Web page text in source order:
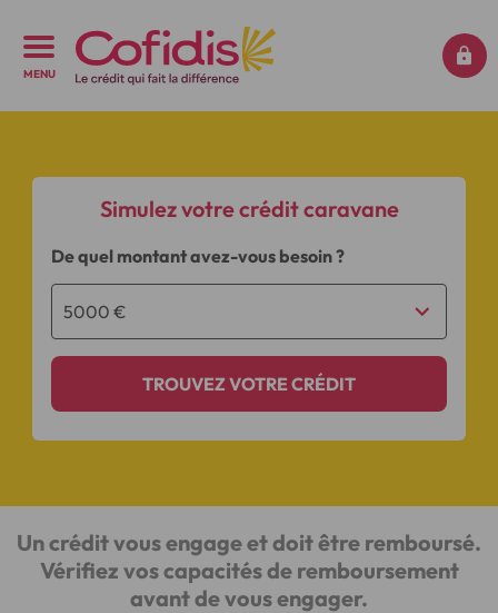
MENU
Simulez votre crédit caravane
De quel montant avez-vous besoin ?
TROUVEZ VOTRE CRÉDIT
Un crédit vous engage et doit être remboursé.
Vérifiez vos capacités de remboursement
avant de vous engager.